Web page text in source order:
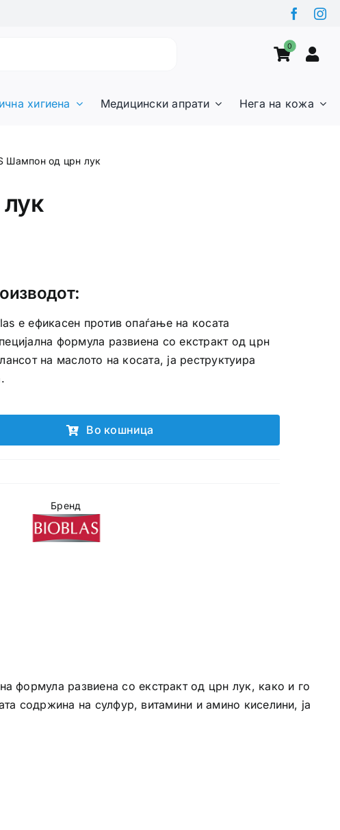
0
хигиена Медицински апрати Нега на кожа
Шампон од црн лук
е ефикасен против опаѓање на косата
формула развиена со екстракт од црн
на маслото на косата, ја реструктуира
Во кошница
Бренд
формула развиена со екстракт од црн лук, како и го
содржина на сулфур, витамини и амино киселини, ја